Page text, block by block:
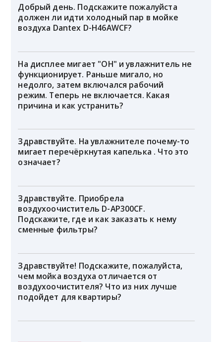
Добрый день. Подскажите пожалуйста
должен ли идти холодный пар в мойке
воздуха Dantex D-H46AWCF?
На дисплее мигает "OH" и увлажнитель не
функционирует. Раньше мигало, но
недолго, затем включался рабочий
режим. Теперь не включается. Какая
причина и как устранить?
Здравствуйте. На увлажнителе почему-то
мигает перечёркнутая капелька . Что это
означает?
Здравствуйте. Приобрела
воздухоочиститель D-AP300CF.
Подскажите, где и как заказать к нему
сменные фильтры?
Здравствуйте! Подскажите, пожалуйста,
чем мойка воздуха отличается от
воздухоочистителя? Что из них лучше
подойдет для квартиры?